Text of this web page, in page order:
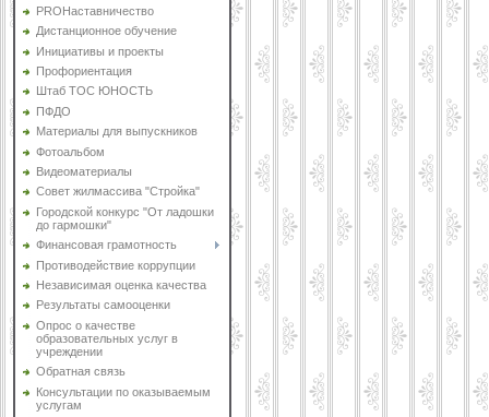
PROНаставничество
Дистанционное обучение
Инициативы и проекты
Профориентация
Штаб ТОС ЮНОСТЬ
ПФДО
Материалы для выпускников
Фотоальбом
Видеоматериалы
Совет жилмассива "Стройка"
Городской конкурс "От ладошки
до гармошки"
Финансовая грамотность
Противодействие коррупции
Независимая оценка качества
Результаты самооценки
Опрос о качестве
образовательных услуг в
учреждении
Обратная связь
Консультации по оказываемым
услугам